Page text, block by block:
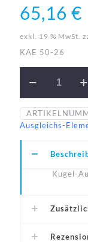
65,16 €
exkl. 19 % MwSt.
KAE 50-26
50-
A1
Menge
Ausgleichs-
Kugel-